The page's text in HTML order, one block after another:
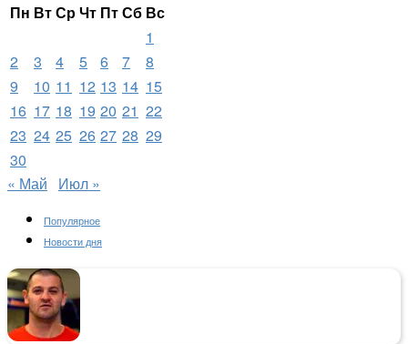
Пн ВтСрЧт ПтСб Вс
1
2
3 4 5 6 7
8
9
10 11 12 13 14 15
16 17 18 19 20 21 22
23 24 25 26 27 28 29
30
« Май
Июл »
Популярное
Новости дня